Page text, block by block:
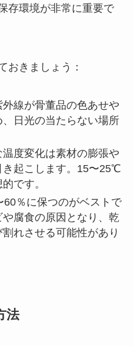
存環境が非常に重要で
おきましょう：
外線が骨董品の色あせや
日光の当たらない場所
温度変化は素材の膨張や
き起こします。15〜25℃
です。
60％に保つのがベストで
腐食の原因となり、乾
れさせる可能性があり
法